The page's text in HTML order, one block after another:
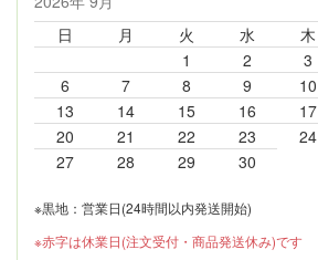
日
月 火 水 木
1
2 3
6
7 8 9 10
13
14 15 16 17
20
21 22 23 24
27
28 29 30
※黒地：営業日(24時間以内発送開始)
※赤字は休業日(注文受付・商品発送休み)です